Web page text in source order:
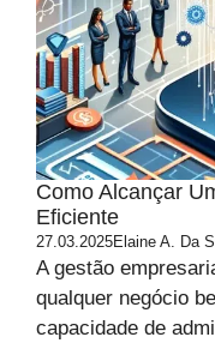
Como Alcançar
Eficiente
27.03.2025Elaine A. Da
A gestão
qualquer negócio
capacidade de